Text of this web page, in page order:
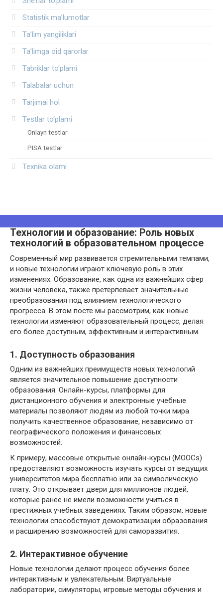
Statistik ma’lumotlar
Ta’lim yangiliklari
Ta’limga oid qarorlar
Tabriklar to'plami
Talabalar uchun
Tarjimai hol
Testlar to‘plami
Onlayn testlar
PISA testlar
Texnika olami
Технологии и образование: Роль новых
технологий в образовательном процессе
Современный мир развивается стремительными темпами,
и новые технологии играют ключевую роль в этих
изменениях. Образование, как одна из важнейших сфер
жизни человека, также претерпевает значительные
преобразования под влиянием технологического
прогресса. В этом посте мы рассмотрим, как новые
технологии изменяют образовательный процесс, делая
его более доступным, эффективным и интерактивным.
1. Доступность образования
Одним из важнейших преимуществ новых технологий
является значительное повышение доступности
образования. Онлайн-курсы, платформы для
дистанционного обучения и электронные учебные
материалы позволяют людям из любой точки мира
получить качественное образование, независимо от
географического положения и финансовых
возможностей.
К примеру, массовые открытые онлайн-курсы (MOOCs)
предоставляют возможность изучать курсы от ведущих
университетов мира бесплатно или за символическую
плату. Это открывает двери для миллионов людей,
которые ранее не имели возможности учиться в
престижных учебных заведениях. Таким образом, новые
технологии способствуют демократизации образования
и расширению возможностей для саморазвития.
2. Интерактивное обучение
Новые технологии делают процесс обучения более
интерактивным и увлекательным. Виртуальные
лаборатории, симуляторы, игровые методы обучения и